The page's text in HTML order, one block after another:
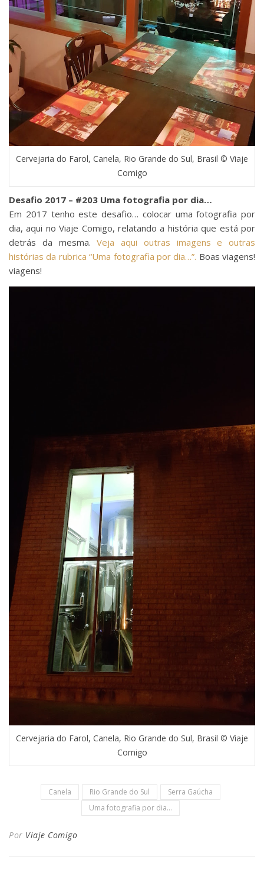
Cervejaria do Farol, Canela, Rio Grande do Sul, Brasil © Viaje
Comigo
Desafio 2017 – #203 Uma fotografia por dia…
Em 2017 tenho este desafio… colocar uma fotografia por
dia, aqui no Viaje Comigo, relatando a história que está por
detrás da mesma.Veja aqui outras imagens e outras
histórias da rubrica “Uma fotografia por dia…”. Boas viagens!
viagens!
Cervejaria do Farol, Canela, Rio Grande do Sul, Brasil © Viaje
Comigo
Canela Rio Grande do Sul
Serra Gaúcha
Uma fotografia por dia...
Por Viaje Comigo